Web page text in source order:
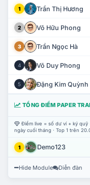
1 Trần Thị Hương
2 Võ Hữu Phong
3 Trần Ngọc Hà
4 Võ Duy Phong
5 Đặng Kim Quỳnh
TỔNG ĐIỂM PAPER
Điểm live = số dư ví + ký quỹ
ngày cuối tháng · Top 1 trên
1 Demo123
Hide Module Diễn đàn